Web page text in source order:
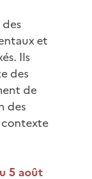
et
Ils
des
de
des
5 août